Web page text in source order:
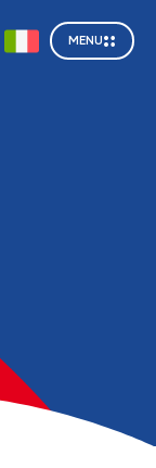
MENU